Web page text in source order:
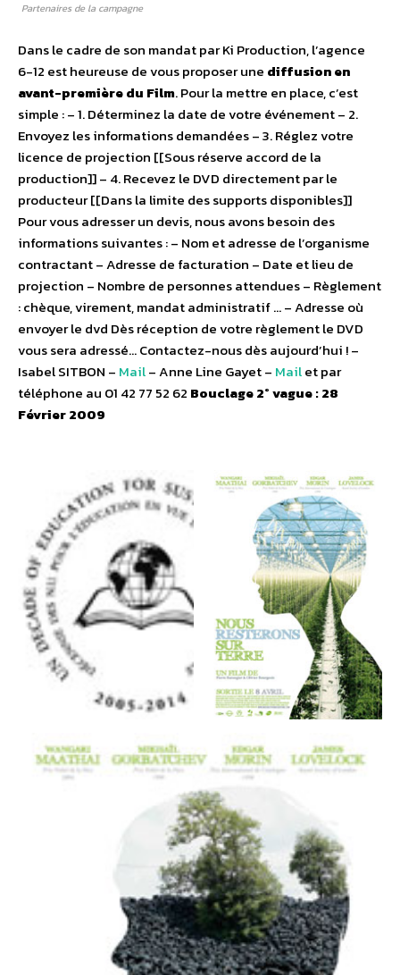
Partenaires de la campagne
Dans le cadre de son mandat par Ki Production, l’agence
6-12 est heureuse de vous proposer une diffusion en
avant-première du Film. Pour la mettre en place, c’est
simple : – 1. Déterminez la date de votre événement – 2.
Envoyez les informations demandées – 3. Réglez votre
licence de projection [[Sous réserve accord de la
production]] – 4. Recevez le DVD directement par le
producteur [[Dans la limite des supports disponibles]]
Pour vous adresser un devis, nous avons besoin des
informations suivantes : – Nom et adresse de l’organisme
contractant – Adresse de facturation – Date et lieu de
projection – Nombre de personnes attendues – Règlement
: chèque, virement, mandat administratif … – Adresse où
envoyer le dvd Dès réception de votre règlement le DVD
vous sera adressé… Contactez-nous dès aujourd’hui ! –
Isabel SITBON – Mail– Anne Line Gayet – Mailet par
téléphone au 01 42 77 52 62 Bouclage 2° vague : 28
Février 2009